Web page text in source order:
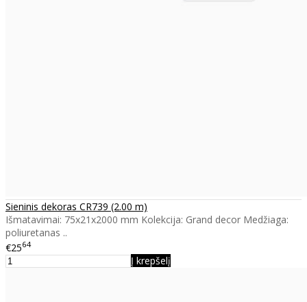
Sieninis dekoras CR739 (2.00 m)
Išmatavimai: 75x21x2000 mm Kolekcija: Grand decor Medžiaga:
poliuretanas ..
€2564
Į krepšelį